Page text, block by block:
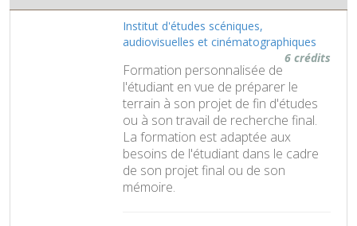
Institut d'études scéniques,
audiovisuelles et cinématographiques
6 crédits
Formation personnalisée de
l'étudiant en vue de préparer le
terrain à son projet de fin d'études
ou à son travail de recherche final.
La formation est adaptée aux
besoins de l'étudiant dans le cadre
de son projet final ou de son
mémoire.